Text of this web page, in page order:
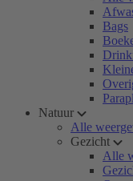
Bags
Natuur
Alle
Gezicht
Alle